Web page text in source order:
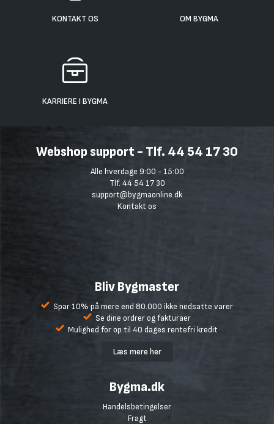
KONTAKT OS OM BYGMA
KARRIERE I BYGMA
Webshop support - Tlf. 44 54 17 30
Alle hverdage 9:00 - 15:00
Tlf. 44 54 17 30
support@bygmaonline.dk
Kontakt os
Bliv Bygmaster
Spar 10% på mere end 80.000 ikke nedsatte varer
Se dine ordrer og fakturaer
Mulighed for op til 40 dages rentefri kredit
Læs mere her
Bygma.dk
Handelsbetingelser
Fragt